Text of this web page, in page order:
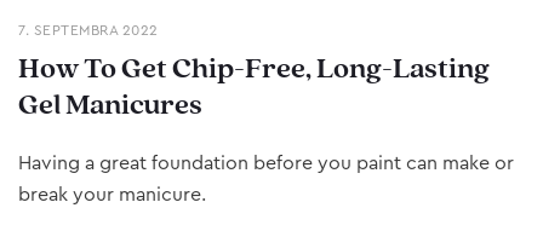
7. SEPTEMBRA 2022
How To Get Chip-Free, Long-Lasting
Gel Manicures
Having a great foundation before you paint can make or
break your manicure.